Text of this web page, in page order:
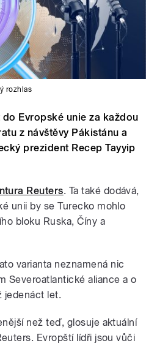
rozhlas
Evropské unie za každou
z návštěvy Pákistánu a
prezident Recep Tayyip
Reuters. Ta také dodává,
unii by se Turecko mohlo
bloku Ruska, Číny a
varianta neznamená nic
Severoatlantické aliance a o
jedenáct let.
než teď, glosuje aktuální
Evropští lídři jsou vůči